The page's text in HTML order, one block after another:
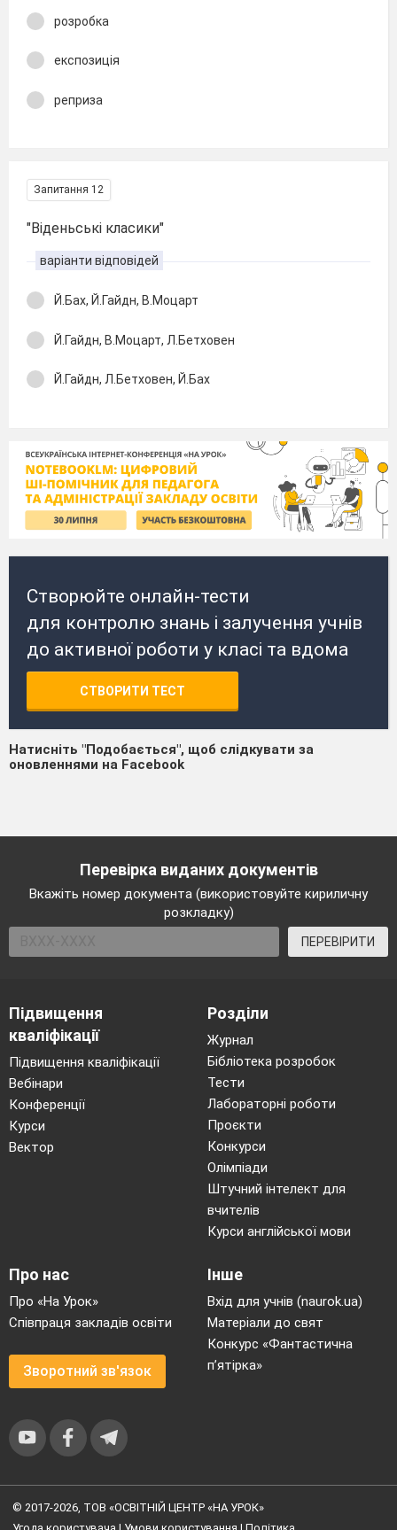
розробка
експозиція
реприза
Запитання 12
"Віденьські класики"
варіанти відповідей
Й.Бах, Й.Гайдн, В.Моцарт
Й.Гайдн, В.Моцарт, Л.Бетховен
Й.Гайдн, Л.Бетховен, Й.Бах
Створюйте онлайн-тести
для контролю знань і залучення учнів
до активної роботи у класі та вдома
СТВОРИТИ ТЕСТ
Натисніть "Подобається", щоб слідкувати за
оновленнями на Facebook
Перевірка виданих документів
Вкажіть номер документа (використовуйте кириличну
розкладку)
ПЕРЕВІРИТИ
Підвищення
кваліфікації
Підвищення кваліфікації
Вебінари
Конференції
Курси
Вектор
Розділи
Журнал
Бібліотека розробок
Тести
Лабораторні роботи
Проєкти
Конкурси
Олімпіади
Штучний інтелект для
вчителів
Курси англійської мови
Про нас
Про «На Урок»
Співпраця закладів освіти
Зворотний зв'язок
Інше
Вхід для учнів (naurok.ua)
Матеріали до свят
Конкурс «Фантастична
п’ятірка»
© 2017-2026, ТОВ «ОСВІТНІЙ ЦЕНТР «НА УРОК»